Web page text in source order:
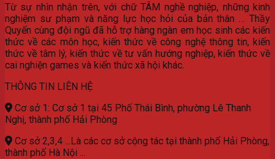
Từ sự nhìn nhận trên, với chữ TÂM nghề nghiệp, những kinh
nghiệm sư phạm và năng lực học hỏi của bản thân … Thầy
Quyến cùng đội ngũ đã hỗ trợ hàng ngàn em học sinh các kiến
thức về các môn học, kiến thức về công nghệ thông tin, kiến
thức về tâm lý, kiến thức về tư vấn hướng nghiệp, kiến thức về
cai nghiện games và kiến thức xã hội khác.
THÔNG TIN LIÊN HỆ
Cơ sở 1: Cơ sở 1 tại 45 Phố Thái Bình, phường Lê Thanh
Nghị, thành phố Hải Phòng
Cơ sở 2,3,4 ...Là các cơ sở cộng tác tại thành phố Hải Phòng,
thành phố Hà Nội ...